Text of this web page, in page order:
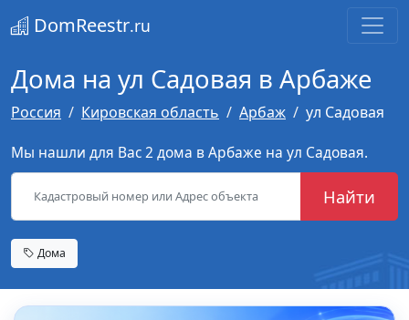
DomReestr.ru
Дома на ул Садовая в Арбаже
Россия Кировская область Арбаж
ул Садовая
Мы нашли для Вас 2 дома в Арбаже на ул Садовая.
Найти
Дома